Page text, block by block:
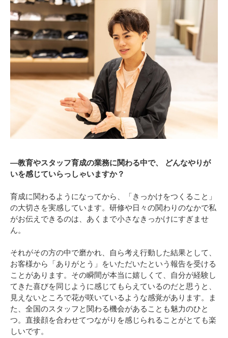
―教育やスタッフ育成の業務に関わる中で、 どんなやりが
いを感じていらっしゃいますか？
育成に関わるようになってから、「きっかけをつくること」
の大切さを実感しています。研修や日々の関わりのなかで私
がお伝えできるのは、あくまで小さなきっかけにすぎませ
ん。
それがその方の中で磨かれ、自ら考え行動した結果として、
お客様から「ありがとう」をいただいたという報告を受ける
ことがあります。その瞬間が本当に嬉しくて、自分が経験し
てきた喜びを同じように感じてもらえているのだと思うと、
見えないところで花が咲いているような感覚があります。ま
た、全国のスタッフと関わる機会があることも魅力のひと
つ。直接顔を合わせてつながりを感じられることがとても楽
しいです。